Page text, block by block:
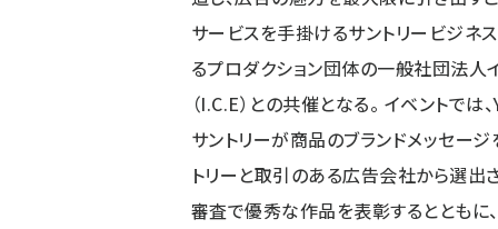
サービスを手掛けるサントリービジネ
るプロダクション団体の一般社団法人
（I.C.E）との共催となる。 イベントで
サントリーが商品のブランドメッセー
トリーと取引のある広告会社から選出
審査で優秀な作品を表彰するとともに